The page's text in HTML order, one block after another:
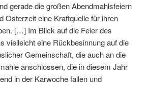
gerade die großen Abendmahlsfeiern
Osterzeit eine Kraftquelle für ihren
[…] Im Blick auf die Feier des
vielleicht eine Rückbesinnung auf die
Gemeinschaft, die auch an die
anschlossen, die in diesem Jahr
in der Karwoche fallen und